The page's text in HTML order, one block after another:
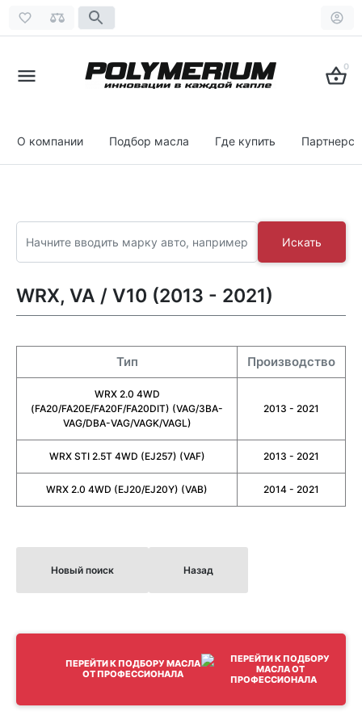
0
О компании Подбор масла Где купить
Искать
WRX, VA / V10 (2013 - 2021)
Тип Производство
WRX 2.0 4WD
(FA20/FA20E/FA20F/FA20DIT) (VAG/3BA-
VAG/DBA-VAG/VAGK/VAGL)
2013 - 2021
WRX STI 2.5T 4WD (EJ257) (VAF) 2013 - 2021
WRX 2.0 4WD (EJ20/EJ20Y) (VAB) 2014 - 2021
Новый поиск Назад
ПЕРЕЙТИ К ПОДБОРУ МАСЛА
ОТ ПРОФЕССИОНАЛА